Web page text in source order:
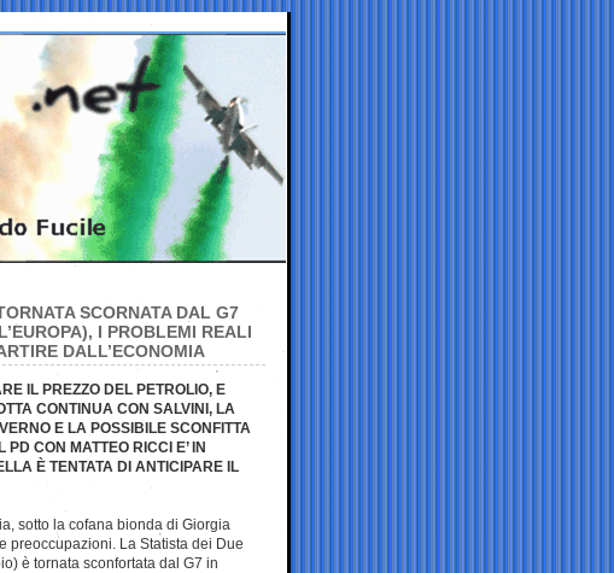
SCORNATA DAL G7
I PROBLEMI REALI
DALL’ECONOMIA
IL PREZZO DEL PETROLIO, E
CONTINUA CON SALVINI, LA
E LA POSSIBILE SCONFITTA
CON MATTEO RICCI E’ IN
È TENTATA DI ANTICIPARE IL
sotto la cofana bionda di Giorgia
preoccupazioni. La Statista dei Due
è tornata sconfortata dal G7 in